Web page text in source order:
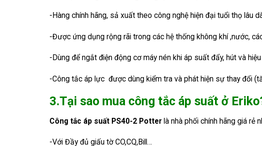
-Hàng chính hãng, sả xuất theo công nghệ hiện đại tuổi thọ lâu
-Được ứng dụng rộng rãi trong các hệ thống không khí ,nước,
-Dùng để ngắt điện động cơ máy nén khi áp suất đẩy, hút và
-Công tắc áp lực được dùng kiểm tra và phát hiện sự thay đổi
3.Tại sao mua công tắc áp suất ở
Công tắc áp suất PS40-2 Potter là nhà phối chính hãng giá rẻ
-Với Đầy đủ giấu tờ CO,CQ,Bill…